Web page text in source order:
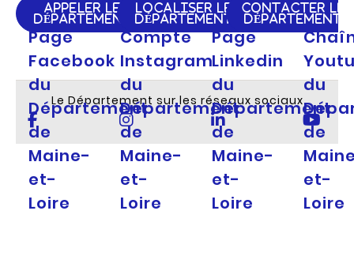
APPELER LE
DÉPARTEMENT
LOCALISER LE
DÉPARTEMENT
CONTACTER LE
DÉPARTEMENT
Le Département sur les réseaux sociaux
Page
Facebook
du
Département
de
Maine-
et-
Loire
Compte
Instagram
du
Département
de
Maine-
et-
Loire
Page
Linkedin
du
Département
de
Maine-
et-
Loire
du
de
et-
Loire